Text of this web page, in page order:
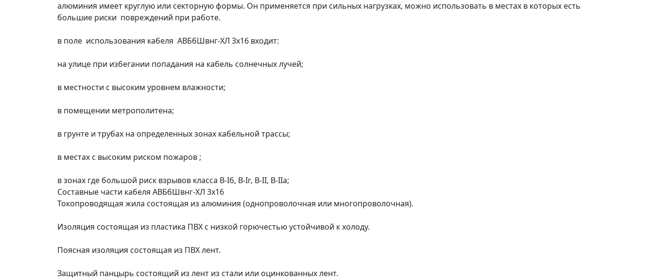
алюминия имеет круглую или секторную формы. Он применяется при сильных нагрузках, можно использовать в местах в которых есть
большие риски повреждений при работе.
в поле использования кабеля АВБбШвнг-ХЛ 3х16 входит:
на улице при избегании попадания на кабель солнечных лучей;
в местности с высоким уровнем влажности;
в помещении метрополитена;
в грунте и трубах на определенных зонах кабельной трассы;
в местах с высоким риском пожаров ;
в зонах где большой риск взрывов класса B-Iб, B-Iг, В-II, В-IIа;
Составные части кабеля АВБбШвнг-ХЛ 3х16
Токопроводящая жила состоящая из алюминия (однопроволочная или многопроволочная).
Изоляция состоящая из пластика ПВХ с низкой горючестью устойчивой к холоду.
Поясная изоляция состоящая из ПВХ лент.
Защитный панцырь состоящий из лент из стали или оцинкованных лент.